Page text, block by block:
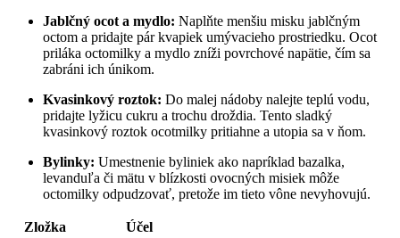
Jablčný ocot a mydlo: Naplňte menšiu misku jablčným
octom a pridajte pár kvapiek umývacieho prostriedku. Ocot
priláka octomilky a mydlo zníži povrchové napätie, čím sa
zabráni ich únikom.
Kvasinkový roztok: Do malej nádoby nalejte teplú vodu,
pridajte lyžicu cukru a trochu droždia. Tento sladký
kvasinkový roztok ocotmilky pritiahne a utopia sa v ňom.
Bylinky: Umestnenie byliniek ako napríklad bazalka,
levanduľa či mätu v blízkosti ovocných misiek môže
octomilky odpudzovať, pretože im tieto vône nevyhovujú.
Zložka
Účel